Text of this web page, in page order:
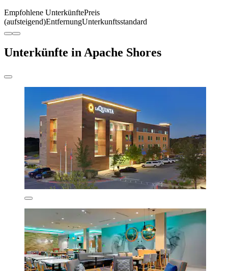
Empfohlene UnterkünftePreis
(aufsteigend)EntfernungUnterkunftsstandard
Unterkünfte in Apache Shores